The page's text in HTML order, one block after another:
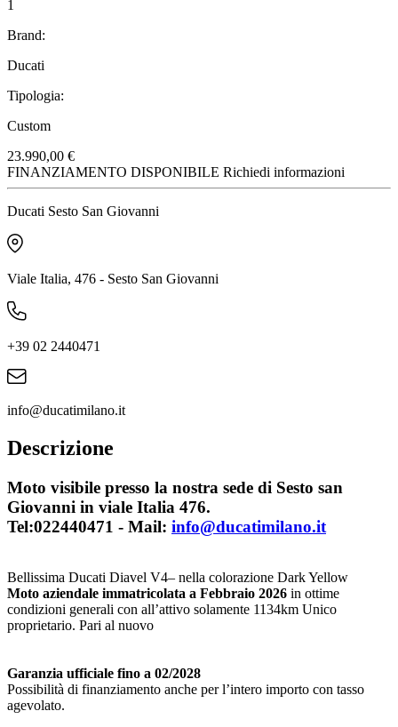
1
Brand:
Ducati
Tipologia:
Custom
23.990,00 €
FINANZIAMENTO DISPONIBILE Richiedi informazioni
Ducati Sesto San Giovanni
Viale Italia, 476 - Sesto San Giovanni
+39 02 2440471
info@ducatimilano.it
Descrizione
Moto visibile presso la nostra sede di Sesto san
Giovanni in viale Italia 476.
Tel:022440471 - Mail: info@ducatimilano.it
Bellissima Ducati Diavel V4– nella colorazione Dark Yellow
Moto aziendale immatricolata a Febbraio 2026 in ottime
condizioni generali con all’attivo solamente 1134km Unico
proprietario. Pari al nuovo
Garanzia ufficiale fino a 02/2028
Possibilità di finanziamento anche per l’intero importo con tasso
agevolato.